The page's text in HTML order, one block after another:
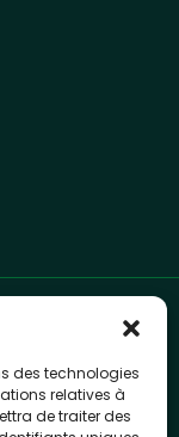
des technologies
relatives à
de traiter des